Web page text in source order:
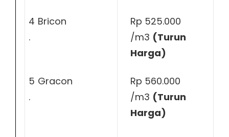
4
.
Bricon
Rp 525.000
/m3 (Turun
Harga)
5
.
Gracon
Rp 560.000
/m3 (Turun
Harga)